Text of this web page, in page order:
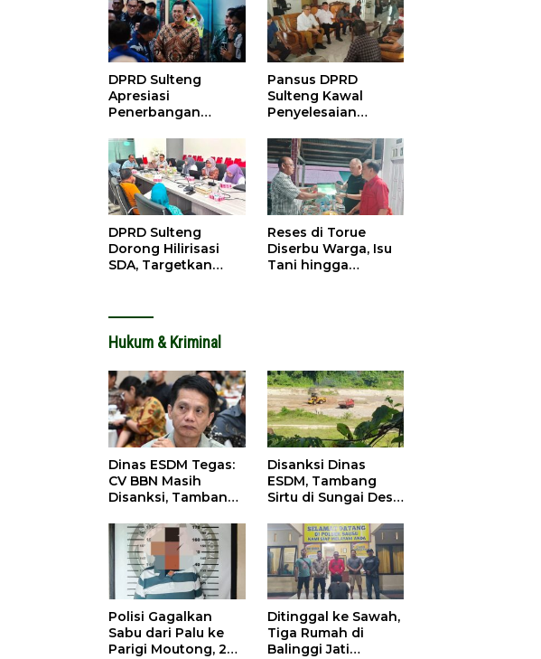
DPRD Sulteng
Apresiasi
Penerbangan
Guangzhou, Dorong
Investasi
Pansus DPRD
Sulteng Kawal
Penyelesaian
Sawit di Tolitoli
DPRD Sulteng
Dorong Hilirisasi
SDA, Targetkan
Reses di Torue
Diserbu Warga, Isu
Tani hingga
Hukum & Kriminal
Dinas ESDM Tegas:
CV BBN Masih
Disanksi, Tambang
Dilarang Beroperasi
Disanksi Dinas
ESDM, Tambang
Sirtu di Sungai Desa
Polisi Gagalkan
Sabu dari Palu ke
Parigi Moutong, 2
Ditinggal ke Sawah,
Tiga Rumah di
Balinggi Jati